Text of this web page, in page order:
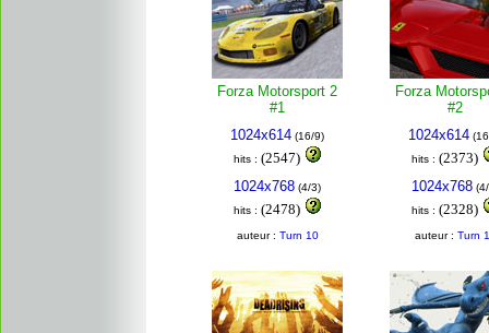
Forza Motorsport 2
#1
1024x614 (16/9)
hits : (2547)
1024x768 (4/3)
hits : (2478)
auteur : Turn 10
Forza
#2
1024x614
hits : (2373)
1024x768
hits : (2328)
auteur : Turn